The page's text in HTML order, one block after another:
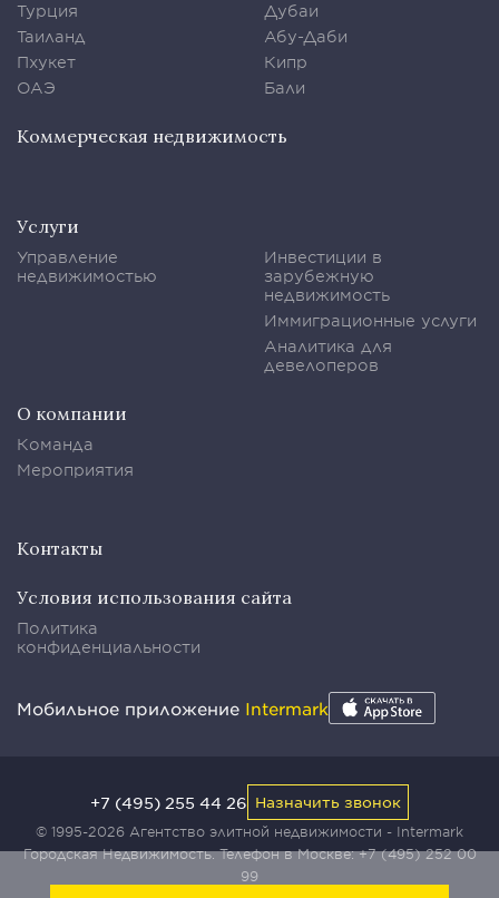
Турция
Таиланд
Пхукет
ОАЭ
Дубаи
Абу-Даби
Кипр
Бали
Коммерческая недвижимость
Услуги
Управление
недвижимостью
Инвестиции в
зарубежную
недвижимость
Иммиграционные услуги
Аналитика для
девелоперов
О компании
Команда
Мероприятия
Контакты
Условия использования сайта
Политика
конфиденциальности
Мобильное приложение Intermark
© 1995-2026 Агентство элитной недвижимости - Intermark
Городская Недвижимость. Телефон в Москве:+7 (495) 252 00
99
+7 (495) 255 44 26 Назначить звонок